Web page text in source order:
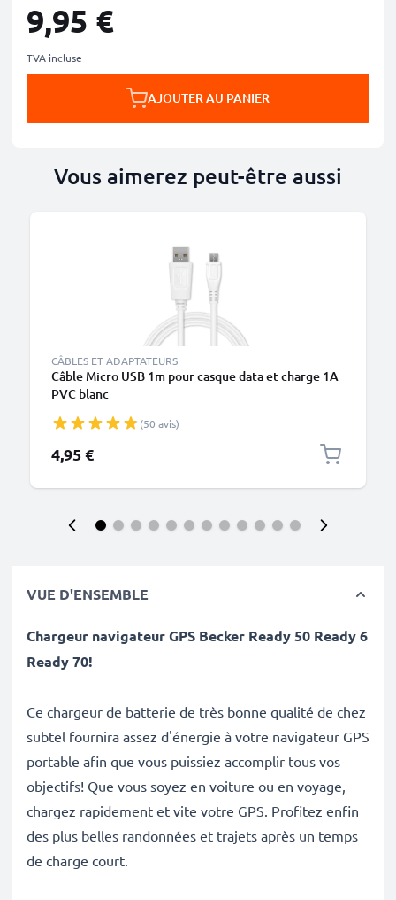
9,95 €
TVA incluse
AJOUTER AU PANIER
Vous aimerez peut-être aussi
CÂBLES ET ADAPTATEURS
Câble Micro USB 1m pour casque data et charge 1A
PVC blanc
(50 avis)
4,95 €
VUE D'ENSEMBLE
Chargeur navigateur GPS Becker Ready 50 Ready 6
Ready 70!
Ce chargeur de batterie de très bonne qualité de chez
subtel fournira assez d'énergie à votre navigateur GPS
portable afin que vous puissiez accomplir tous vos
objectifs! Que vous soyez en voiture ou en voyage,
chargez rapidement et vite votre GPS. Profitez enfin
des plus belles randonnées et trajets après un temps
de charge court.